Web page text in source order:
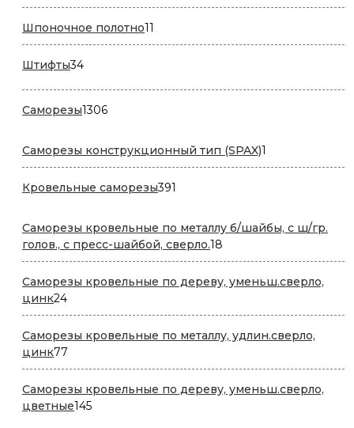
Шпоночное полотно11
товаров
Штифты3434
Саморезы13061306
Саморезы конструкционный тип (SPAX)1
товар
Кровельные саморезы391
Саморезы кровельные по металлу б/шайбы, с ш/гр.
голов., с пресс-шайбой, сверло.18
товаров
Саморезы кровельные по дереву, уменьш.сверло,
цинк2424
товара
Саморезы кровельные по металлу, удлин.сверло,
цинк77
товаров
Саморезы кровельные по дереву, уменьш.сверло,
цветные145145